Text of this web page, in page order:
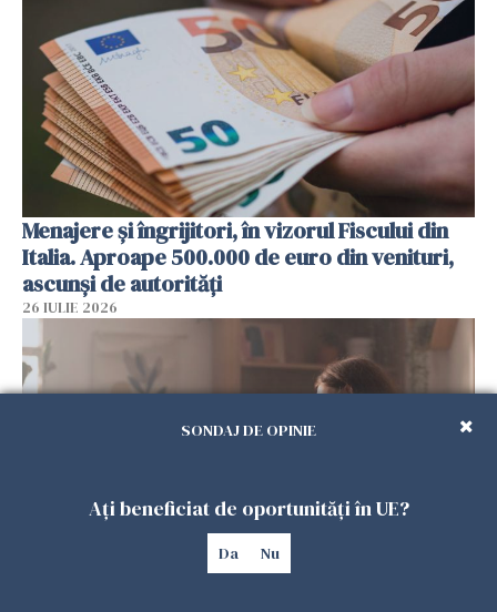
Menajere și îngrijitori, în vizorul Fiscului din
Italia. Aproape 500.000 de euro din venituri,
ascunși de autorități
26 IULIE 2026
SONDAJ DE OPINIE
Ați beneficiat de oportunități în UE?
Da Nu